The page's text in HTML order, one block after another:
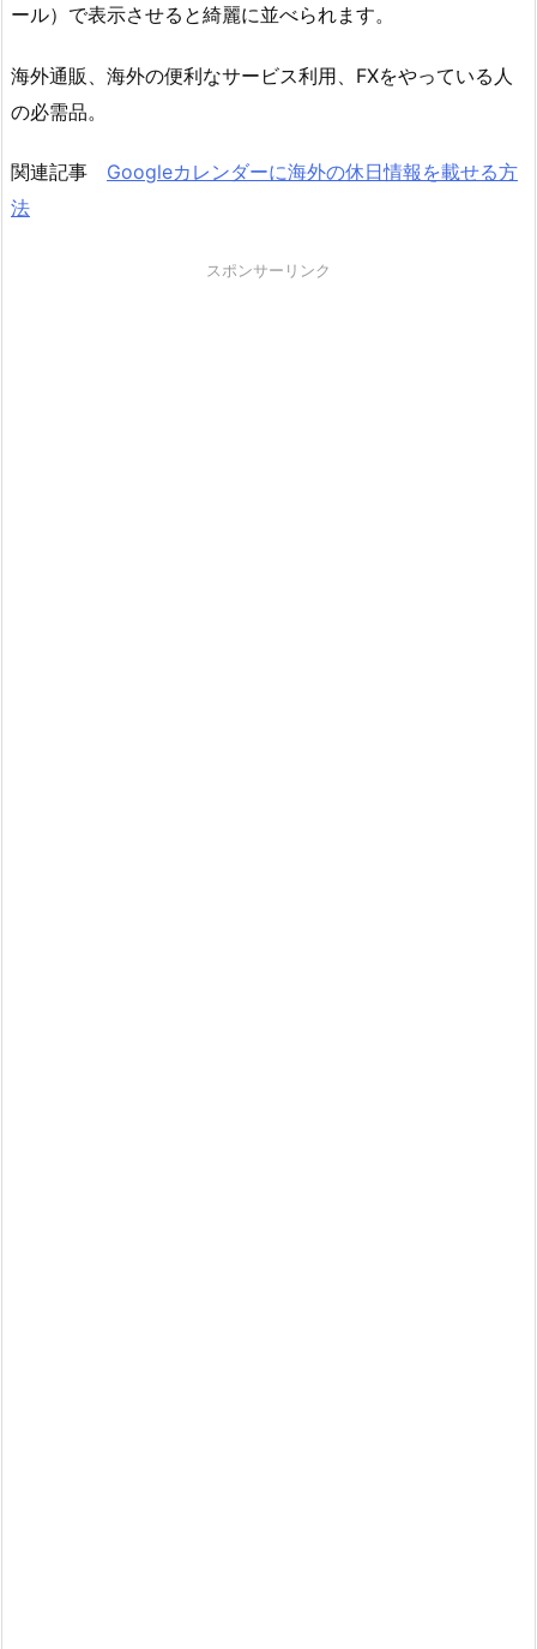
ール）で表示させると綺麗に並べられます。
海外通販、海外の便利なサービス利用、FXをやっている人
の必需品。
関連記事 Googleカレンダーに海外の休日情報を載せる方
法
スポンサーリンク